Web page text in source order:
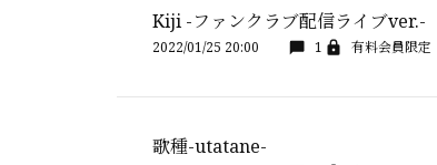
Kiji -ファンクラブ配信ライブver.-
2022/01/25 20:00 1 有料会員限定
歌種-utatane-